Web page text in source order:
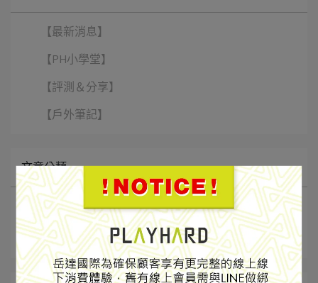
【最新消息】
【PH小學堂】
【評測＆分享】
【戶外筆記】
文章分類
抽獎 Rab Mountain Hardwear
KAVU
Lowe Alpine
休假公告